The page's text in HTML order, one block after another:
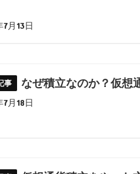
7月13日
なぜ積立なのか？仮想
7月18日